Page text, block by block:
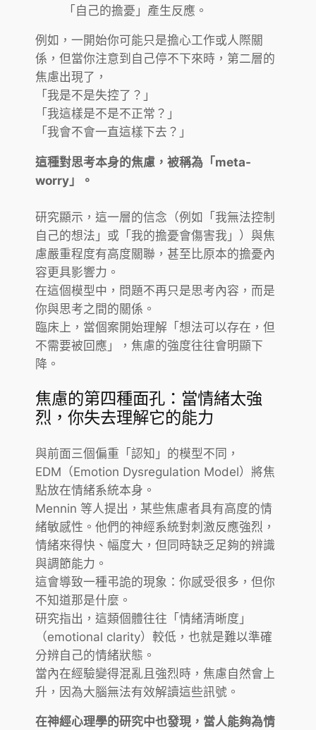
「自己的擔憂」產生反應。
例如，一開始你可能只是擔心工作或人際關
係，但當你注意到自己停不下來時，第二層的
焦慮出現了，
「我是不是失控了？」
「我這樣是不是不正常？」
「我會不會一直這樣下去？」
這種對思考本身的焦慮，被稱為「meta-
worry」。
研究顯示，這一層的信念（例如「我無法控制
自己的想法」或「我的擔憂會傷害我」）與焦
慮嚴重程度有高度關聯，甚至比原本的擔憂內
容更具影響力。
在這個模型中，問題不再只是思考內容，而是
你與思考之間的關係。
臨床上，當個案開始理解「想法可以存在，但
不需要被回應」，焦慮的強度往往會明顯下
降。
焦慮的第四種面孔：當情緒太強
烈，你失去理解它的能力
與前面三個偏重「認知」的模型不同，
EDM（Emotion Dysregulation Model）將焦
點放在情緒系統本身。
Mennin 等人提出，某些焦慮者具有高度的情
緒敏感性。他們的神經系統對刺激反應強烈，
情緒來得快、幅度大，但同時缺乏足夠的辨識
與調節能力。
這會導致一種弔詭的現象：你感受很多，但你
不知道那是什麼。
研究指出，這類個體往往「情緒清晰度」
（emotional clarity）較低，也就是難以準確
分辨自己的情緒狀態。
當內在經驗變得混亂且強烈時，焦慮自然會上
升，因為大腦無法有效解讀這些訊號。
在神經心理學的研究中也發現，當人能夠為情